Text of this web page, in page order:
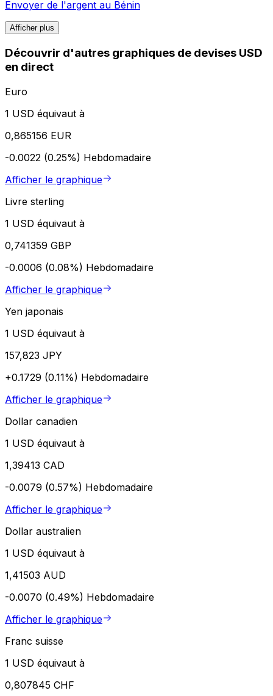
Envoyer de l'argent au Bénin
Afficher plus
Découvrir d'autres graphiques de devises USD
en direct
Euro
1 USD équivaut à
0,865156 EUR
-0.0022 (0.25%) Hebdomadaire
Afficher le graphique
Livre sterling
1 USD équivaut à
0,741359 GBP
-0.0006 (0.08%) Hebdomadaire
Afficher le graphique
Yen japonais
1 USD équivaut à
157,823 JPY
+0.1729 (0.11%) Hebdomadaire
Afficher le graphique
Dollar canadien
1 USD équivaut à
1,39413 CAD
-0.0079 (0.57%) Hebdomadaire
Afficher le graphique
Dollar australien
1 USD équivaut à
1,41503 AUD
-0.0070 (0.49%) Hebdomadaire
Afficher le graphique
Franc suisse
1 USD équivaut à
0,807845 CHF